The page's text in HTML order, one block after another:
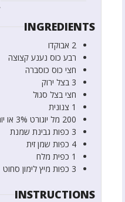
INGREDIENTS
2 אבוקדו
רבע כוס נענע קצוצה
חצי כוס כוסברה
3 בצל ירוק
חצי בצל סגול
1 צנונית
200 מל יוגורט 3% או יותר
3 כפות גבינת שמנת
4 כפות שמן זית
1 כפית מלח
3 כפות מיץ לימון סחוט
INSTRUCTIONS